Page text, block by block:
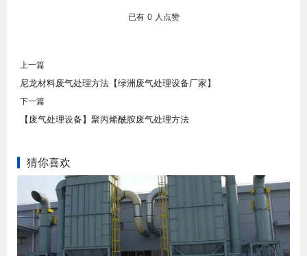
已有 0 人点赞
上一篇
尼龙材料废气处理方法【绿洲废气处理设备厂家】
下一篇
【废气处理设备】聚丙烯酰胺废气处理方法
猜你喜欢